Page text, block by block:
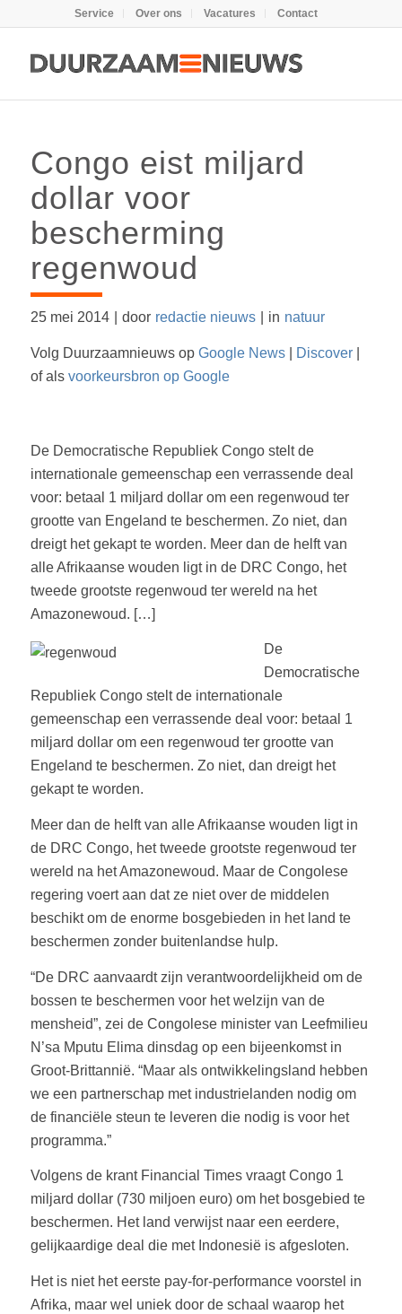
Service Over ons Vacatures Contact
Congo eist miljard
dollar voor
bescherming
regenwoud
25 mei 2014 door redactie nieuws in natuur
Volg Duurzaamnieuws op Google News| Discover|
of als voorkeursbron op Google
De Democratische Republiek Congo stelt de
internationale gemeenschap een verrassende deal
voor: betaal 1 miljard dollar om een regenwoud ter
grootte van Engeland te beschermen. Zo niet, dan
dreigt het gekapt te worden. Meer dan de helft van
alle Afrikaanse wouden ligt in de DRC Congo, het
tweede grootste regenwoud ter wereld na het
Amazonewoud. […]
De
Democratische
Republiek Congo stelt de internationale
gemeenschap een verrassende deal voor: betaal 1
miljard dollar om een regenwoud ter grootte van
Engeland te beschermen. Zo niet, dan dreigt het
gekapt te worden.
Meer dan de helft van alle Afrikaanse wouden ligt in
de DRC Congo, het tweede grootste regenwoud ter
wereld na het Amazonewoud. Maar de Congolese
regering voert aan dat ze niet over de middelen
beschikt om de enorme bosgebieden in het land te
beschermen zonder buitenlandse hulp.
“De DRC aanvaardt zijn verantwoordelijkheid om de
bossen te beschermen voor het welzijn van de
mensheid”, zei de Congolese minister van Leefmilieu
N’sa Mputu Elima dinsdag op een bijeenkomst in
Groot-Brittannië. “Maar als ontwikkelingsland hebben
we een partnerschap met industrielanden nodig om
de financiële steun te leveren die nodig is voor het
programma.”
Volgens de krant Financial Times vraagt Congo 1
miljard dollar (730 miljoen euro) om het bosgebied te
beschermen. Het land verwijst naar een eerdere,
gelijkaardige deal die met Indonesië is afgesloten.
Het is niet het eerste pay-for-performance voorstel in
Afrika, maar wel uniek door de schaal waarop het